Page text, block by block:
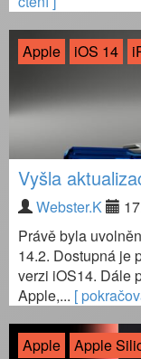
Apple iOS 14
Vyšla
Webster.K
Právě byla
14.2. Dostupná je
verzi iOS14. Dále
Apple,... [
Apple Apple